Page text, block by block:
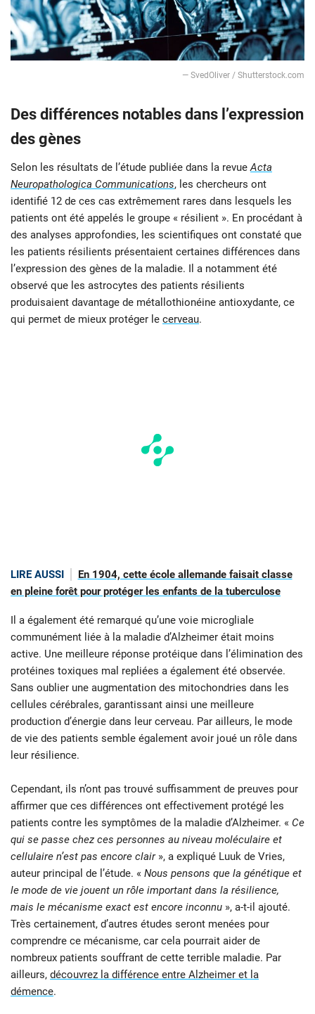
— SvedOliver / Shutterstock.com
Des différences notables dans l’expression
des gènes
Selon les résultats de l’étude publiée dans la revueActa
Neuropathologica Communications, les chercheurs ont
identifié 12 de ces cas extrêmement rares dans lesquels les
patients ont été appelés le groupe « résilient ». En procédant à
des analyses approfondies, les scientifiques ont constaté que
les patients résilients présentaient certaines différences dans
l’expression des gènes de la maladie. Il a notamment été
observé que les astrocytes des patients résilients
produisaient davantage de métallothionéine antioxydante, ce
qui permet de mieux protéger le cerveau.
LIRE AUSSI
En 1904, cette école allemande faisait classe
en pleine forêt pour protéger les enfants de la tuberculose
Il a également été remarqué qu’une voie microgliale
communément liée à la maladie d’Alzheimer était moins
active. Une meilleure réponse protéique dans l’élimination des
protéines toxiques mal repliées a également été observée.
Sans oublier une augmentation des mitochondries dans les
cellules cérébrales, garantissant ainsi une meilleure
production d’énergie dans leur cerveau. Par ailleurs, le mode
de vie des patients semble également avoir joué un rôle dans
leur résilience.
Cependant, ils n’ont pas trouvé suffisamment de preuves pour
affirmer que ces différences ont effectivement protégé les
patients contre les symptômes de la maladie d’Alzheimer. « Ce
qui se passe chez ces personnes au niveau moléculaire et
cellulaire n’est pas encore clair », a expliqué Luuk de Vries,
auteur principal de l’étude. « Nous pensons que la génétique et
le mode de vie jouent un rôle important dans la résilience,
mais le mécanisme exact est encore inconnu », a-t-il ajouté.
Très certainement, d’autres études seront menées pour
comprendre ce mécanisme, car cela pourrait aider de
nombreux patients souffrant de cette terrible maladie. Par
ailleurs, découvrez la différence entre Alzheimer et la
démence.